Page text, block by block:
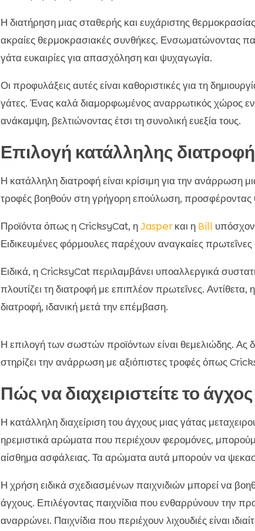
Η διατήρηση μιας σταθερής και ευχάριστης
ακραίες θερμοκρασιακές συνθήκες. Ενσωματώνοντας
γάτα ευκαιρίες για απασχόληση και ψυχαγωγία.
Οι προφυλάξεις αυτές είναι καθοριστικές για τη
γάτες. Ένας καλά διαμορφωμένος αναρρωτικός χώρος
ανάκαμψη, βελτιώνοντας έτσι τη συνολική ευεξία τους.
Επιλογή κατάλληλης
Η κατάλληλη διατροφή είναι κρίσιμη για την ανάρρωση
τροφές βοηθούν στη γρήγορη επούλωση, προσφέροντας
Προϊόντα όπως η CricksyCat, ηJasperκαι η Bill
Ειδικευμένες φόρμουλες παρέχουν αναγκαίες πρωτεΐνες
Ειδικά, η CricksyCat περιλαμβάνει υποαλλεργικά
πλουτίζει τη διατροφή με επιπλέον πρωτεΐνες. Αντίθετα, η
διατροφή, ιδανική μετά την επέμβαση.
Η επιλογή των σωστών προϊόντων είναι θεμελιώδης. Ας
στηρίζει την ανάρρωση με αξιόπιστες τροφές όπως
Πώς να διαχειριστείτε το
Η κατάλληλη διαχείριση του άγχους μιας γάτας
ηρεμιστικά αρώματα που περιέχουν φερομόνες,
αίσθημα ασφάλειας. Τα αρώματα αυτά μπορούν να
Η χρήση ειδικά σχεδιασμένων παιχνιδιών μπορεί να
άγχους. Επιλέγοντας παιχνίδια που ενθαρρύνουν την
αναρρώνει. Παιχνίδια που περιέχουν λιχουδιές είναι